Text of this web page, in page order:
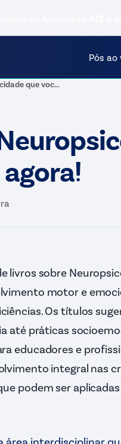
Pós ao
Livros sobre Neuropsicomotricidade que você deve ler agora!
livros sobre
motor e
Os títulos
até práticas
educadores e
integral nas
podem ser
interdisciplinar